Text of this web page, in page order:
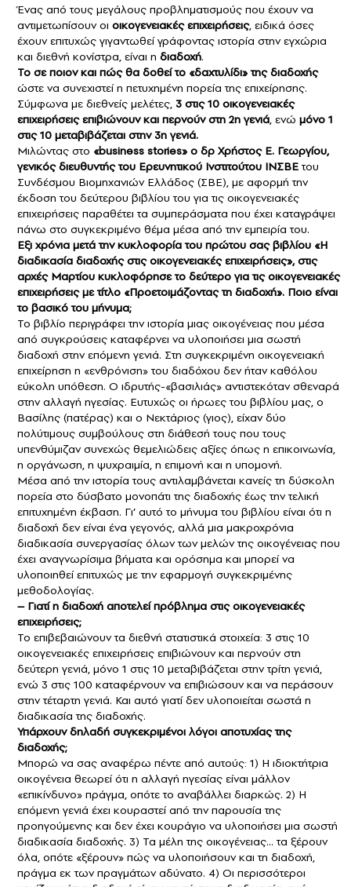
Ένας από τους μεγάλους προβληματισμούς που έχουν να
αντιμετωπίσουν οι οικογενειακές επιχειρήσεις, ειδικά όσες
έχουν επιτυχώς γιγαντωθεί γράφοντας ιστορία στην εγχώρια
και διεθνή κονίστρα, είναι η διαδοχή.
Το σε ποιον και πώς θα δοθεί το «δαχτυλίδι» της διαδοχής
ώστε να συνεχιστεί η πετυχημένη πορεία της επιχείρησης.
Σύμφωνα με διεθνείς μελέτες, 3 στις 10 οικογενειακές
επιχειρήσεις επιβιώνουν και περνούν στη 2η γενιά, ενώ μόνο 1
στις 10 μεταβιβάζεται στην 3η γενιά.
Μιλώντας στο «business stories» o δρ Χρήστος Ε. Γεωργίου,
γενικός διευθυντής του Ερευνητικού Ινστιτούτου ΙΝΣΒΕτου
Συνδέσμου Βιομηχανιών Ελλάδος (ΣΒΕ), με αφορμή την
έκδοση του δεύτερου βιβλίου του για τις οικογενειακές
επιχειρήσεις παραθέτει τα συμπεράσματα που έχει καταγράψει
πάνω στο συγκεκριμένο θέμα μέσα από την εμπειρία του.
Εξι χρόνια μετά την κυκλοφορία του πρώτου σας βιβλίου «Η
διαδικασία διαδοχής στις οικογενειακές επιχειρήσεις», στις
αρχές Μαρτίου κυκλοφόρησε το δεύτερο για τις οικογενειακές
επιχειρήσεις με τίτλο «Προετοιμάζοντας τη διαδοχή». Ποιο είναι
το βασικό του μήνυμα;
Το βιβλίο περιγράφει την ιστορία μιας οικογένειας που μέσα
από συγκρούσεις καταφέρνει να υλοποιήσει μια σωστή
διαδοχή στην επόμενη γενιά. Στη συγκεκριμένη οικογενειακή
επιχείρηση η «ενθρόνιση» του διαδόχου δεν ήταν καθόλου
εύκολη υπόθεση. Ο ιδρυτής-«βασιλιάς» αντιστεκόταν σθεναρά
στην αλλαγή ηγεσίας. Ευτυχώς οι ήρωες του βιβλίου μας, ο
Βασίλης (πατέρας) και ο Νεκτάριος (γιος), είχαν δύο
πολύτιμους συμβούλους στη διάθεσή τους που τους
υπενθύμιζαν συνεχώς θεμελιώδεις αξίες όπως η επικοινωνία,
η οργάνωση, η ψυχραιμία, η επιμονή και η υπομονή.
Μέσα από την ιστορία τους αντιλαμβάνεται κανείς τη δύσκολη
πορεία στο δύσβατο μονοπάτι της διαδοχής έως την τελική
επιτυχημένη έκβαση. Γι’ αυτό το μήνυμα του βιβλίου είναι ότι η
διαδοχή δεν είναι ένα γεγονός, αλλά μια μακροχρόνια
διαδικασία συνεργασίας όλων των μελών της οικογένειας που
έχει αναγνωρίσιμα βήματα και ορόσημα και μπορεί να
υλοποιηθεί επιτυχώς με την εφαρμογή συγκεκριμένης
μεθοδολογίας.
– Γιατί η διαδοχή αποτελεί πρόβλημα στις οικογενειακές
επιχειρήσεις;
Το επιβεβαιώνουν τα διεθνή στατιστικά στοιχεία: 3 στις 10
οικογενειακές επιχειρήσεις επιβιώνουν και περνούν στη
δεύτερη γενιά, μόνο 1 στις 10 μεταβιβάζεται στην τρίτη γενιά,
ενώ 3 στις 100 καταφέρνουν να επιβιώσουν και να περάσουν
στην τέταρτη γενιά. Και αυτό γιατί δεν υλοποιείται σωστά η
διαδικασία της διαδοχής.
Υπάρχουν δηλαδή συγκεκριμένοι λόγοι αποτυχίας της
διαδοχής;
Μπορώ να σας αναφέρω πέντε από αυτούς: 1) Η ιδιοκτήτρια
οικογένεια θεωρεί ότι η αλλαγή ηγεσίας είναι μάλλον
«επικίνδυνο» πράγμα, οπότε το αναβάλλει διαρκώς. 2) Η
επόμενη γενιά έχει κουραστεί από την παρουσία της
προηγούμενης και δεν έχει κουράγιο να υλοποιήσει μια σωστή
διαδικασία διαδοχής. 3) Τα μέλη της οικογένειας… τα ξέρουν
όλα, οπότε «ξέρουν» πώς να υλοποιήσουν και τη διαδοχή,
πράγμα εκ των πραγμάτων αδύνατο. 4) Οι περισσότεροι